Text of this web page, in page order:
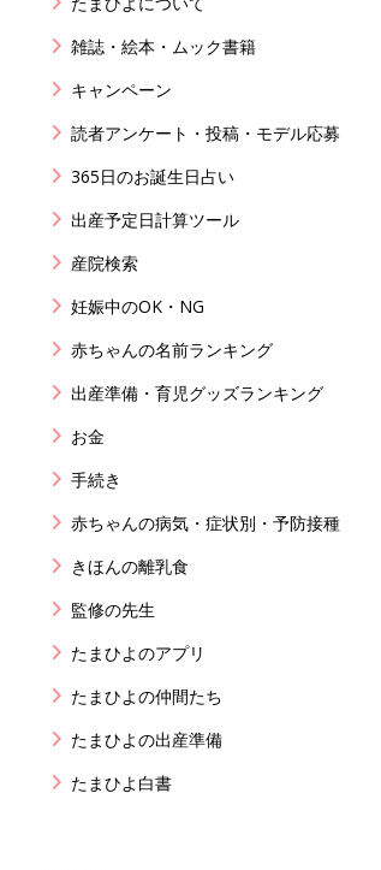
雑誌・絵本・ムック書籍
キャンペーン
読者アンケート・投稿・モデル応募
365日のお誕生日占い
出産予定日計算ツール
産院検索
妊娠中のOK・NG
赤ちゃんの名前ランキング
出産準備・育児グッズランキング
お金
手続き
赤ちゃんの病気・症状別・予防接種
きほんの離乳食
監修の先生
たまひよのアプリ
たまひよの仲間たち
たまひよの出産準備
たまひよ白書